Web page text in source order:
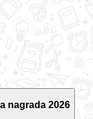
nagrada 2026